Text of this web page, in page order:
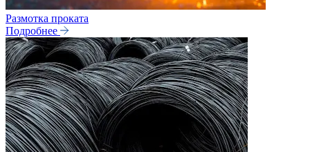
Размотка проката
Подробнее